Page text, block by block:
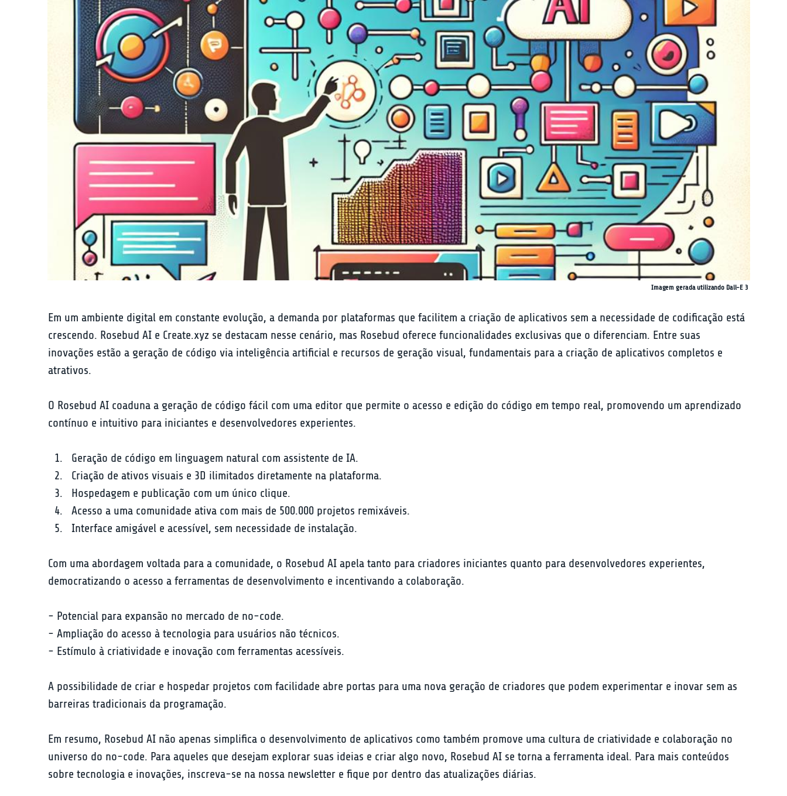
Imagem gerada utilizando Dall-E 3
Em um ambiente digital em constante evolução, a demanda por plataformas que facilitem a criação de aplicativos sem a necessidade de codificação está
crescendo. Rosebud AI e Create.xyz se destacam nesse cenário, mas Rosebud oferece funcionalidades exclusivas que o diferenciam. Entre suas
inovações estão a geração de código via inteligência artificial e recursos de geração visual, fundamentais para a criação de aplicativos completos e
atrativos.
O Rosebud AI coaduna a geração de código fácil com uma editor que permite o acesso e edição do código em tempo real, promovendo um aprendizado
contínuo e intuitivo para iniciantes e desenvolvedores experientes.
Geração de código em linguagem natural com assistente de IA.
Criação de ativos visuais e 3D ilimitados diretamente na plataforma.
Hospedagem e publicação com um único clique.
Acesso a uma comunidade ativa com mais de 500.000 projetos remixáveis.
Interface amigável e acessível, sem necessidade de instalação.
Com uma abordagem voltada para a comunidade, o Rosebud AI apela tanto para criadores iniciantes quanto para desenvolvedores experientes,
democratizando o acesso a ferramentas de desenvolvimento e incentivando a colaboração.
- Potencial para expansão no mercado de no-code.
- Ampliação do acesso à tecnologia para usuários não técnicos.
- Estímulo à criatividade e inovação com ferramentas acessíveis.
A possibilidade de criar e hospedar projetos com facilidade abre portas para uma nova geração de criadores que podem experimentar e inovar sem as
barreiras tradicionais da programação.
Em resumo, Rosebud AI não apenas simplifica o desenvolvimento de aplicativos como também promove uma cultura de criatividade e colaboração no
universo do no-code. Para aqueles que desejam explorar suas ideias e criar algo novo, Rosebud AI se torna a ferramenta ideal. Para mais conteúdos
sobre tecnologia e inovações, inscreva-se na nossa newsletter e fique por dentro das atualizações diárias.